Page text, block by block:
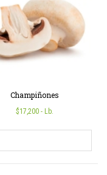
Champiñones
$17,200 - Lb.